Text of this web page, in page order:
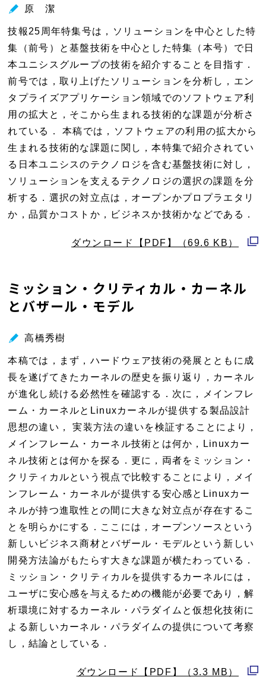
原 潔
技報25周年特集号は，ソリューションを中心とした特
集（前号）と基盤技術を中心とした特集（本号）で日
本ユニシスグループの技術を紹介することを目指す．
前号では，取り上げたソリューションを分析し，エン
タプライズアプリケーション領域でのソフトウェア利
用の拡大と，そこから生まれる技術的な課題が分析さ
れている． 本稿では，ソフトウェアの利用の拡大から
生まれる技術的な課題に関し，本特集で紹介されてい
る日本ユニシスのテクノロジを含む基盤技術に対し，
ソリューションを支えるテクノロジの選択の課題を分
析する．選択の対立点は，オープンかプロプラエタリ
か，品質かコストか，ビジネスか技術かなどである．
ダウンロード【PDF】（69.6 KB）
ィ
ミッション・クリティカル・カーネル
とバザール・モデル
高橋秀樹
本稿では，まず，ハードウェア技術の発展とともに成
長を遂げてきたカーネルの歴史を振り返り，カーネル
が進化し続ける必然性を確認する．次に，メインフレ
ーム・カーネルとLinuxカーネルが提供する製品設計
思想の違い， 実装方法の違いを検証することにより，
メインフレーム・カーネル技術とは何か，Linuxカー
ネル技術とは何かを探る．更に，両者をミッション・
クリティカルという視点で比較することにより，メイ
ンフレーム・カーネルが提供する安心感とLinuxカー
ネルが持つ進取性との間に大きな対立点が存在するこ
とを明らかにする．ここには，オープンソースという
新しいビジネス商材とバザール・モデルという新しい
開発方法論がもたらす大きな課題が横たわっている．
ミッション・クリティカルを提供するカーネルには，
ユーザに安心感を与えるための機能が必要であり，解
析環境に対するカーネル・パラダイムと仮想化技術に
よる新しいカーネル・パラダイムの提供について考察
し，結論としている．
ダウンロード【PDF】（3.3 MB）